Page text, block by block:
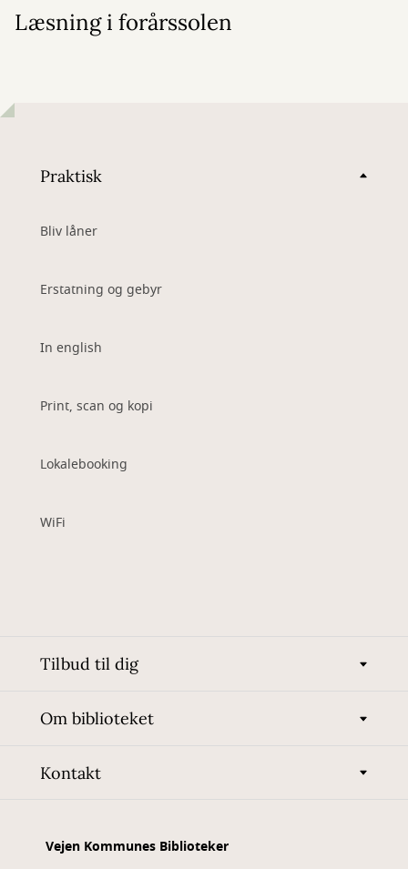
Læsning i forårssolen
Praktisk
Bliv låner
Erstatning og gebyr
In english
Print, scan og kopi
Lokalebooking
WiFi
Tilbud til dig
Om biblioteket
Kontakt
Vejen Kommunes Biblioteker